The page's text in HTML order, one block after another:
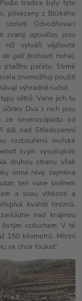
tradice byly tyto
přivezeny z Blízkého
století. Odvodňovací
zvaný agouilles, jsou
níž vytváří vějířovité
de gall(kohoutí noha),
ptačího pařátu. Strmé
znemožňují použití
výhradně ručně.
větrů. Vane jich tu
Dva z nich jsou
severozápadu od
dál nad Středozemní
rozbouřené mořské
svým vysušujícím
druhou stranu však
vinné révy, zejména
, ten vane směrem
a svou vlhkostí a
kvalitě hroznů.
nad krajinou
vzduchem. V té
150 kilometrů. Místní
se chce foukat“.